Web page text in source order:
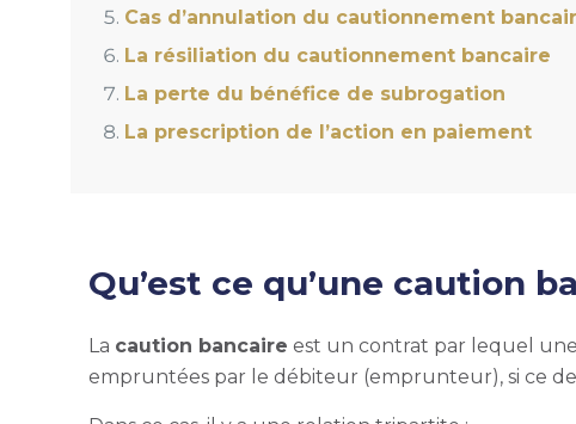
Cas d’annulation du cautionnement
La résiliation du cautionnement bancaire
La perte du bénéfice de subrogation
La prescription de l’action en paiement
Qu’est ce qu’une caution
La caution bancaire est un contrat par lequel
empruntées par le débiteur (emprunteur), si ce